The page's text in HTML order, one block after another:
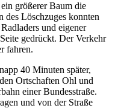
größerer Baum die
des Löschzuges konnten
und eigener
gedrückt. Der Verkehr
fahren.
40 Minuten später,
Ortschaften Ohl und
einer Bundesstraße.
und von der Straße